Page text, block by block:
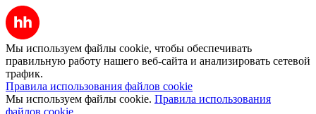
Мы используем файлы cookie, чтобы обеспечивать
правильную работу нашего веб-сайта и анализировать сетевой
трафик.
Правила использования файлов cookie
Мы используем файлы cookie. Правила использования
файлов cookie